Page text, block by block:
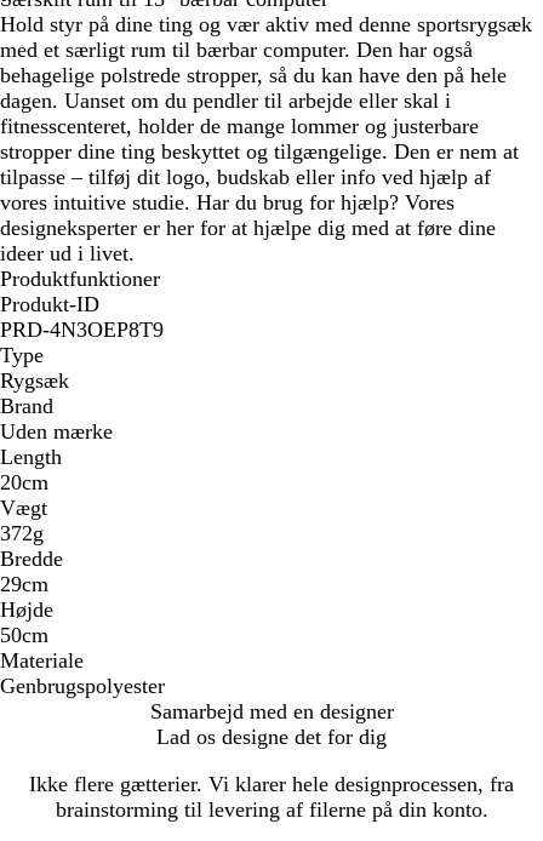
Hold styr på dine ting og vær aktiv med denne sportsrygsæk
med et særligt rum til bærbar computer. Den har også
behagelige polstrede stropper, så du kan have den på hele
dagen. Uanset om du pendler til arbejde eller skal i
fitnesscenteret, holder de mange lommer og justerbare
stropper dine ting beskyttet og tilgængelige. Den er nem at
tilpasse – tilføj dit logo, budskab eller info ved hjælp af
vores intuitive studie. Har du brug for hjælp? Vores
designeksperter er her for at hjælpe dig med at føre dine
ideer ud i livet.
Produktfunktioner
Produkt-ID
PRD-4N3OEP8T9
Type
Rygsæk
Brand
Uden mærke
Length
20cm
Vægt
372g
Bredde
29cm
Højde
50cm
Materiale
Genbrugspolyester
Samarbejd med en designer
Lad os designe det for dig
Ikke flere gætterier. Vi klarer hele designprocessen, fra
brainstorming til levering af filerne på din konto.